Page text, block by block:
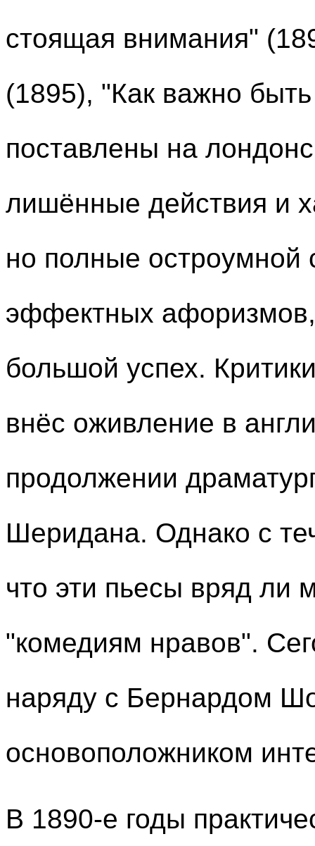
стоящая внимания"
(1895), "Как важно
поставлены на
лишённые действия и
но полные остроумной
эффектных
большой успех.
внёс оживление в
продолжении
Шеридана. Однако с
что эти пьесы вряд ли
"комедиям нравов".
наряду с Бернардом
основоположником
В 1890-е годы